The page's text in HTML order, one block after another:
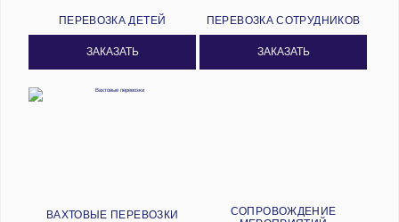
ПЕРЕВОЗКА ДЕТЕЙ
ЗАКАЗАТЬ
ПЕРЕВОЗКА СОТРУДНИКОВ
ЗАКАЗАТЬ
ВАХТОВЫЕ ПЕРЕВОЗКИ
СОПРОВОЖДЕНИЕ